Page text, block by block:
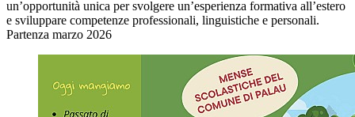
un’opportunità unica per svolgere un’esperienza formativa all’estero
e sviluppare competenze professionali, linguistiche e personali.
Partenza marzo 2026